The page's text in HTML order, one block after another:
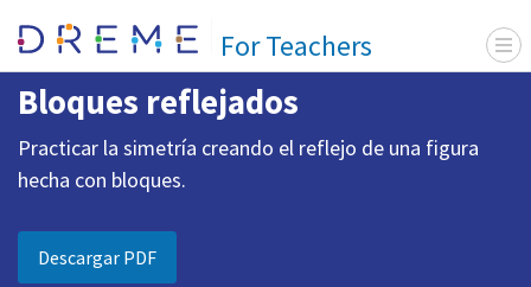
Go to Home page For Teachers
Relaciones espaciales Available in English
Bloques reflejados
Practicar la simetría creando el reflejo de una figura
hecha con bloques.
Descargar PDF